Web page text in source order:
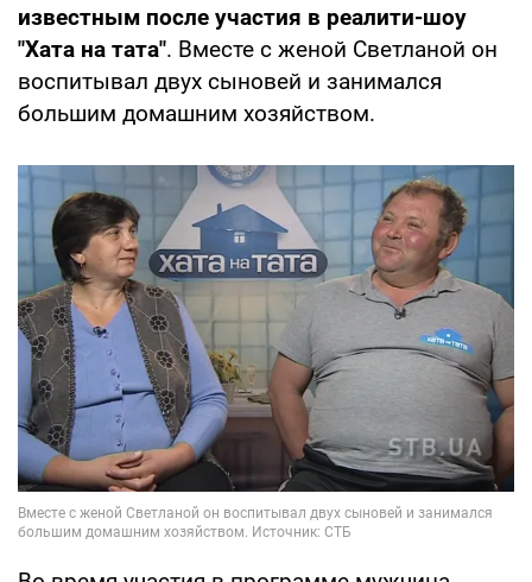
известным после участия в реалити-шоу
"Хата на тата". Вместе с женой Светланой он
воспитывал двух сыновей и занимался
большим домашним хозяйством.